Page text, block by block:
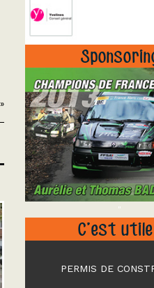
"
C’est
PERMIS DE